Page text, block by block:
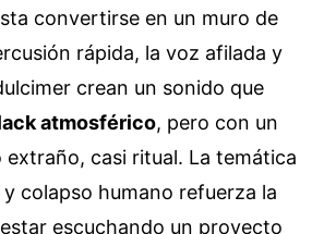
convertirse en un muro de
rápida, la voz afilada y
crean un sonido que
atmosférico, pero con un
extraño, casi ritual. La temática
colapso humano refuerza la
escuchando un proyecto